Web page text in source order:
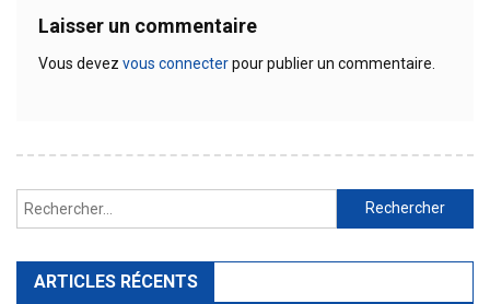
Laisser un commentaire
Vous devez vous connecterpour publier un commentaire.
Rechercher :
ARTICLES RÉCENTS